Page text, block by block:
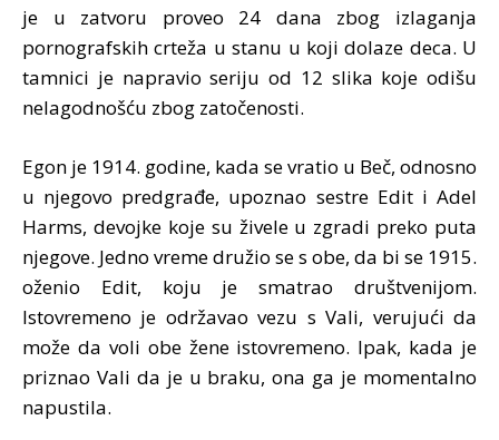
je u zatvoru proveo 24 dana zbog izlaganja
pornografskih crteža u stanu u koji dolaze deca. U
tamnici je napravio seriju od 12 slika koje odišu
nelagodnošću zbog zatočenosti.
Egon je 1914. godine, kada se vratio u Beč, odnosno
u njegovo predgrađe, upoznao sestre Edit i Adel
Harms, devojke koje su živele u zgradi preko puta
njegove. Jedno vreme družio se s obe, da bi se 1915.
oženio Edit, koju je smatrao društvenijom.
Istovremeno je održavao vezu s Vali, verujući da
može da voli obe žene istovremeno. Ipak, kada je
priznao Vali da je u braku, ona ga je momentalno
napustila.